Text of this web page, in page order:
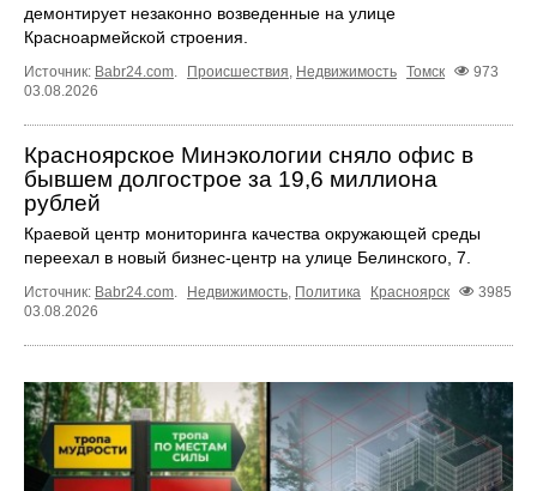
демонтирует незаконно возведенные на улице
Красноармейской строения.
Источник: Babr24.com Происшествия Недвижимость Томск
973
03.08.2026
Красноярское Минэкологии сняло офис в
бывшем долгострое за 19,6 миллиона
рублей
Краевой центр мониторинга качества окружающей среды
переехал в новый бизнес-центр на улице Белинского, 7.
Источник: Babr24.com. Недвижимость, Политика Красноярск
3985
03.08.2026